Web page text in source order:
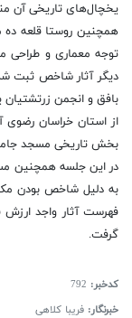
یخچال‌های تاریخی آن
همچنین روستا قلعه ده
توجه معماری و طراحی
دیگر آثار شاخص ثبت
بافق و انجمن زرتشتیان
از استان خراسان رضوی
بخش تاریخی مسجد
در این جلسه همچنین
به دلیل شاخص بودن
فهرست آثار واجد ارزش
گرفت.
کدخبر: 792
خبرنگار: فریبا کلاهی